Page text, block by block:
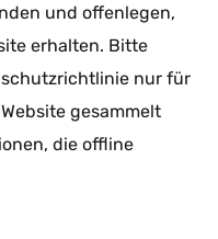
und offenlegen,
erhalten. Bitte
nur für
gesammelt
die offline